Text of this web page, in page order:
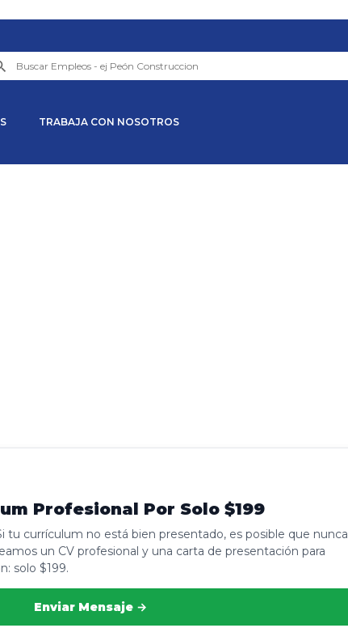
TRABAJA CON NOSOTROS
Profesional Por Solo $199
tu currículum no está bien presentado, es posible que nunca
un CV profesional y una carta de presentación para
solo $199.
Enviar Mensaje →